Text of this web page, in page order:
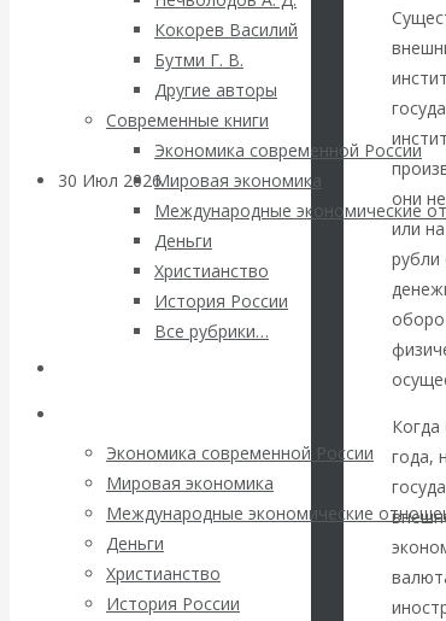
Кокорев Василий
Бутми Г. В.
Другие авторы
Современные книги
Экономика современной России
Мировая экономика
Международные экономические
Деньги
Христианство
История России
Все рубрики…
Экономика современной России
Мировая экономика
Международные экономические
Деньги
Христианство
История России
Турции: Drang
nach Osten
30 Июл 2026Банки
Валентин
Катасонов. Кто
финансовых
рынках?
Минфины хотят
они
или
рубли
года,